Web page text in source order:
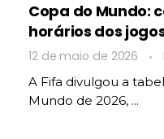
Copa do Mundo:
horários dos
12 de maio de 2026
A Fifa divulgou a
Mundo de 2026, ...